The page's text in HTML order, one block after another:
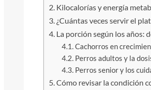
Kilocalorías y energía
¿Cuántas veces servir el
La porción según los años:
Cachorros en
Perros adultos y la
Perros senior y los
Cómo revisar la condición